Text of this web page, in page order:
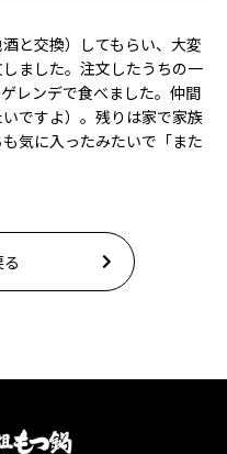
と交換）してもらい、大変
ました。注文したうちの一
レンデで食べました。仲間
ですよ）。残りは家で家族
気に入ったみたいで「また